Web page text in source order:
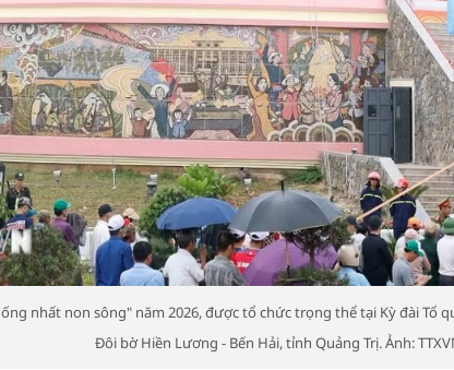
nhất non sông" năm 2026, được tổ chức trọng thể tại Kỳ đài Tổ
Đôi bờ Hiền Lương - Bến Hải, tỉnh Quảng Trị. Ảnh: